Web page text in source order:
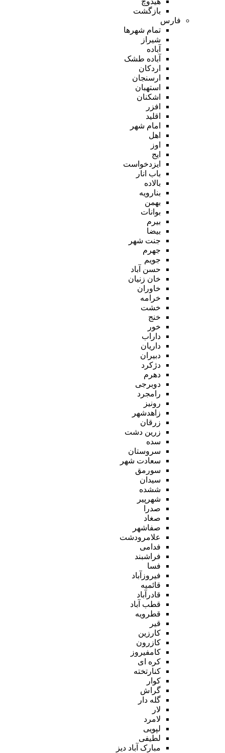
بازگشت
فارس
تمام شهر‌ها
شیراز
آباده
آباده طشک
اردکان
ارسنجان
استهبان
اشکنان
افزر
اقلید
امام شهر
اهل
اوز
ایج
ایزدخواست
باب انار
بالاده
بنارویه
بهمن
بوانات
بیرم
بیضا
جنت شهر
جهرم
جویم
حسن آباد
خان زنیان
خاوران
خرامه
خشت
خنج
خور
داراب
داریان
دبیران
دژکرد
دهرم
دوبرجی
رامجرد
رونیز
زاهدشهر
زرقان
زرین دشت
سده
سروستان
سعادت شهر
سورمق
سیدان
ششده
شهرپیر
صدرا
صغاد
صفاشهر
علامرودشت
فدامی
فراشبند
فسا
فیروزآباد
قائمیه
قادرآباد
قطب آباد
قطرویه
قیر
کارزین
کازرون
کامفیروز
کره ای
کنارتخته
کوار
گراش
گله دار
لار
لامرد
لپویی
لطیفی
مبارک آباد دیز